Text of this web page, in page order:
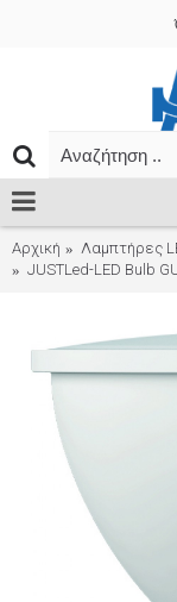
Αρχική Λαμπτήρες
JUSTLed-LED Bulb